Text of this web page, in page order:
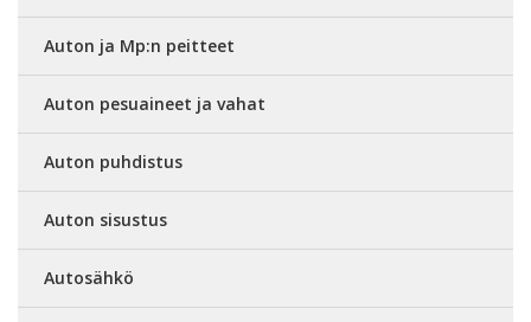
Auton ja Mp:n peitteet
Auton pesuaineet ja vahat
Auton puhdistus
Auton sisustus
Autosähkö